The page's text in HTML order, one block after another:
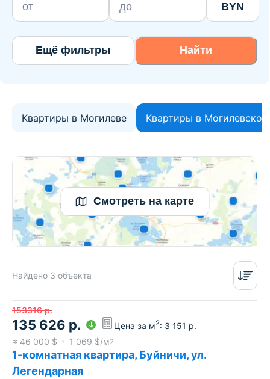
BYN
Ещё фильтры Найти
Квартиры в Могилеве Квартиры в
Смотреть на карте
Найдено 3 объекта
153316 р.
135 626 р. Цена за м2: 3 151 р.
≈ 46 000 $ 1 069 $/м2
1-комнатная квартира, Буйничи, ул.
Легендарная